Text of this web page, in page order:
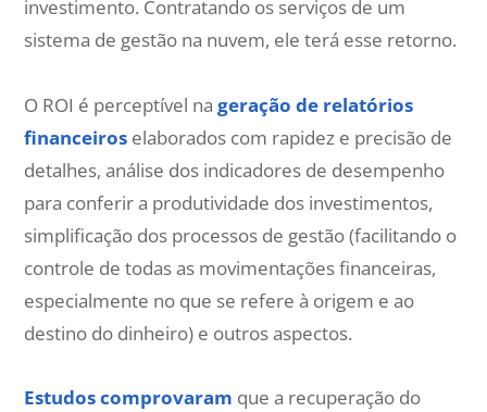
investimento. Contratando os serviços de um
sistema de gestão na nuvem, ele terá esse retorno.
O ROI é perceptível nageração de relatórios
financeiros elaborados com rapidez e precisão de
detalhes, análise dos indicadores de desempenho
para conferir a produtividade dos investimentos,
simplificação dos processos de gestão (facilitando o
controle de todas as movimentações financeiras,
especialmente no que se refere à origem e ao
destino do dinheiro) e outros aspectos.
Estudos comprovaram que a recuperação do